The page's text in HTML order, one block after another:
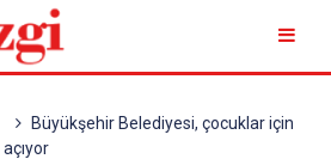
Büyükşehir Belediyesi, çocuklar için